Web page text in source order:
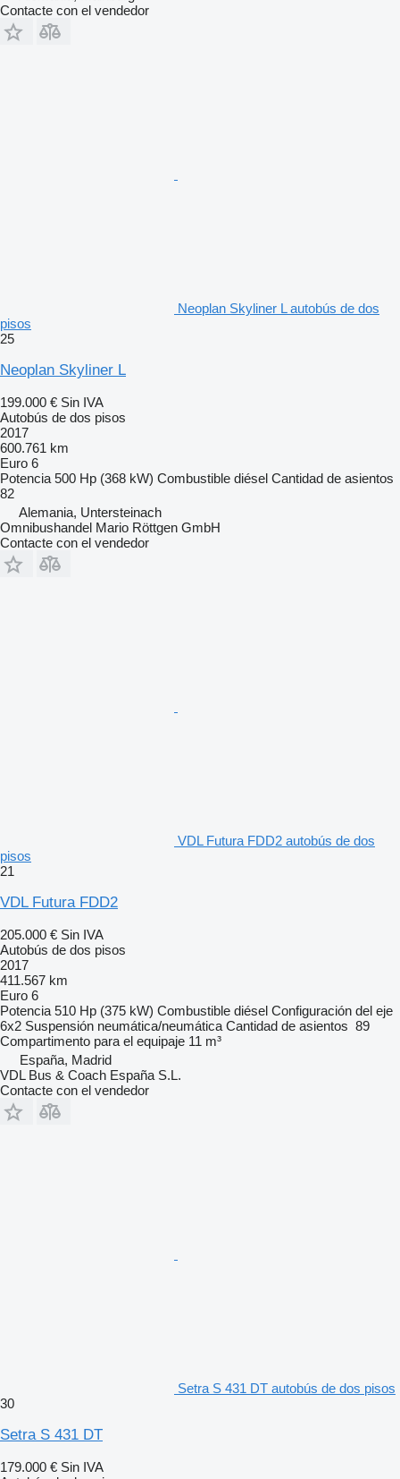
Contacte con el vendedor
Neoplan Skyliner L autobús de dos
pisos
25
Neoplan Skyliner L
199.000 € Sin IVA
Autobús de dos pisos
2017
600.761 km
Euro 6
Potencia 500 Hp (368 kW) Combustible diésel Cantidad de asientos
82
Alemania, Untersteinach
Omnibushandel Mario Röttgen GmbH
Contacte con el vendedor
VDL Futura FDD2 autobús de dos
pisos
21
VDL Futura FDD2
205.000 € Sin IVA
Autobús de dos pisos
2017
411.567 km
Euro 6
Potencia 510 Hp (375 kW) Combustible diésel Configuración del eje
6x2 Suspensión neumática/neumática Cantidad de asientos 89
Compartimento para el equipaje 11 m³
España, Madrid
VDL Bus & Coach España S.L.
Contacte con el vendedor
Setra S 431 DT autobús de dos pisos
30
Setra S 431 DT
179.000 € Sin IVA